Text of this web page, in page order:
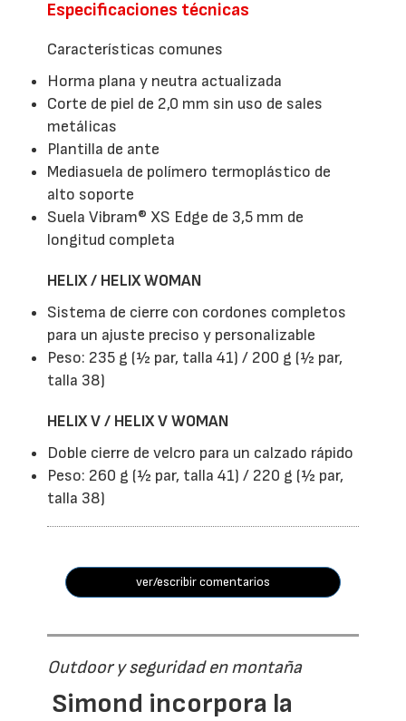
Especificaciones técnicas
Características comunes
Horma plana y neutra actualizada
Corte de piel de 2,0 mm sin uso de sales
metálicas
Plantilla de ante
Mediasuela de polímero termoplástico de
alto soporte
Suela Vibram® XS Edge de 3,5 mm de
longitud completa
HELIX / HELIX WOMAN
Sistema de cierre con cordones completos
para un ajuste preciso y personalizable
Peso: 235 g (½ par, talla 41) / 200 g (½ par,
talla 38)
HELIX V / HELIX V WOMAN
Doble cierre de velcro para un calzado rápido
Peso: 260 g (½ par, talla 41) / 220 g (½ par,
talla 38)
ver/escribir comentarios
Outdoor y seguridad en montaña
Simond incorpora la